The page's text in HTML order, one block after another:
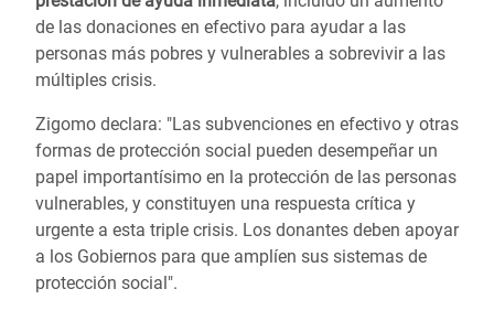
de las donaciones en efectivo para ayudar a las
personas más pobres y vulnerables a sobrevivir a las
múltiples crisis.
Zigomo declara: "Las subvenciones en efectivo y otras
formas de protección social pueden desempeñar un
papel importantísimo en la protección de las personas
vulnerables, y constituyen una respuesta crítica y
urgente a esta triple crisis. Los donantes deben apoyar
a los Gobiernos para que amplíen sus sistemas de
protección social".